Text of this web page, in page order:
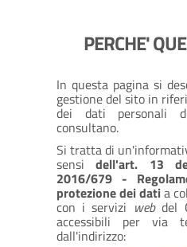
PERCHE'
In questa pagina si
gestione del sito in
dei dati personali
consultano.
Si tratta di
sensidell'art. 13
2016/679 -
protezione dei datia
con i servizi webdel
accessibili per via
dall'indirizzo: